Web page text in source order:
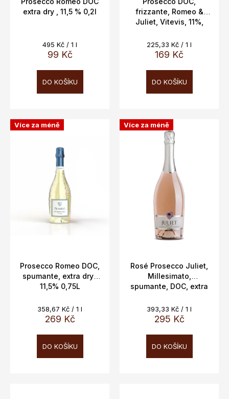
extra dry , 11,5 % 0,2l
99 Kč
Měrná
cena:
495 Kč / 1 l
DO KOŠÍKU
frizzante, Romeo &
Juliet, Vitevis, 11%,
169 Kč
Měrná
cena:
225,33 Kč / 1 l
DO KOŠÍKU
Více za méně
Prosecco Romeo DOC,
spumante, extra dry ,
11,5% 0,75L
269 Kč
Měrná
cena:
358,67 Kč / 1 l
DO KOŠÍKU
Více za méně
Rosé Prosecco Juliet,
Millesimato,
spumante, DOC, extra
0,75l
295 Kč
Měrná
cena:
393,33 Kč / 1 l
DO KOŠÍKU